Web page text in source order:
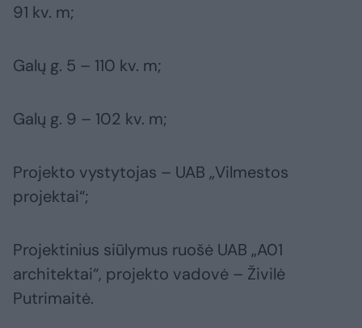
91 kv. m;
Galų g. 5 – 110 kv. m;
Galų g. 9 – 102 kv. m;
Projekto vystytojas – UAB „Vilmestos
projektai“;
Projektinius siūlymus ruošė UAB „A01
architektai“, projekto vadovė – Živilė
Putrimaitė.